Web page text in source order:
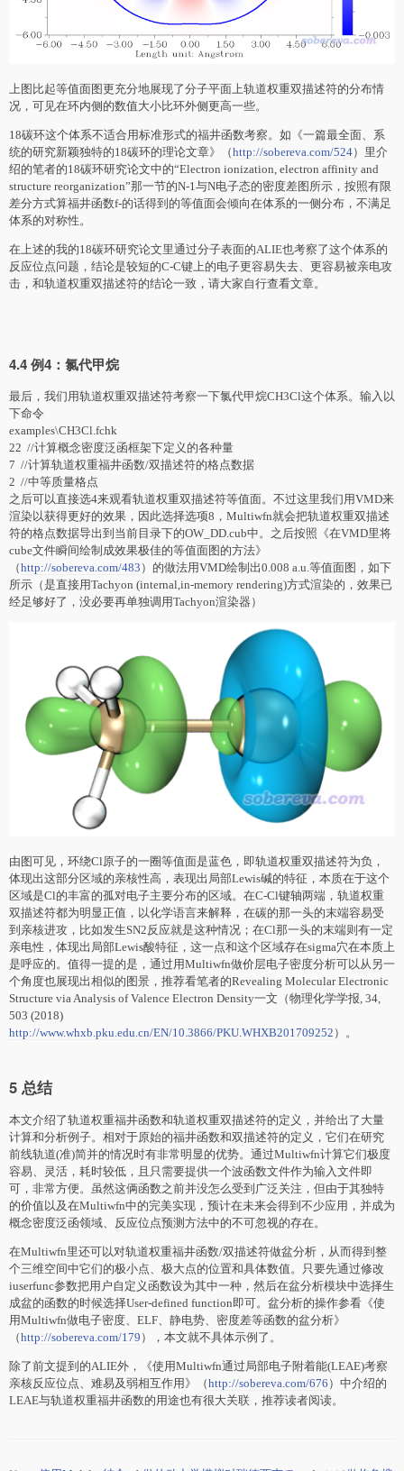
上图比起等值面图更充分地展现了分子平面上轨道权重双描述符的分布情
况，可见在环内侧的数值大小比环外侧更高一些。
18碳环这个体系不适合用标准形式的福井函数考察。如《一篇最全面、系
统的研究新颖独特的18碳环的理论文章》（http://sobereva.com/524）里介
绍的笔者的18碳环研究论文中的“Electron ionization, electron affinity and
structure reorganization”那一节的N-1与N电子态的密度差图所示，按照有限
差分方式算福井函数f-的话得到的等值面会倾向在体系的一侧分布，不满足
体系的对称性。
在上述的我的18碳环研究论文里通过分子表面的ALIE也考察了这个体系的
反应位点问题，结论是较短的C-C键上的电子更容易失去、更容易被亲电攻
击，和轨道权重双描述符的结论一致，请大家自行查看文章。
4.4 例4：氯代甲烷
最后，我们用轨道权重双描述符考察一下氯代甲烷CH3Cl这个体系。输入以
下命令
examples\CH3Cl.fchk
22 //计算概念密度泛函框架下定义的各种量
7 //计算轨道权重福井函数/双描述符的格点数据
2 //中等质量格点
之后可以直接选4来观看轨道权重双描述符等值面。不过这里我们用VMD来
渲染以获得更好的效果，因此选择选项8，Multiwfn就会把轨道权重双描述
符的格点数据导出到当前目录下的OW_DD.cub中。之后按照《在VMD里将
cube文件瞬间绘制成效果极佳的等值面图的方法》
（http://sobereva.com/483 ）的做法用VMD绘制出0.008 a.u.等值面图，如下
所示（是直接用Tachyon (internal,in-memory rendering)方式渲染的，效果已
经足够好了，没必要再单独调用Tachyon渲染器）
由图可见，环绕Cl原子的一圈等值面是蓝色，即轨道权重双描述符为负，
体现出这部分区域的亲核性高，表现出局部Lewis碱的特征，本质在于这个
区域是Cl的丰富的孤对电子主要分布的区域。在C-Cl键轴两端，轨道权重
双描述符都为明显正值，以化学语言来解释，在碳的那一头的末端容易受
到亲核进攻，比如发生SN2反应就是这种情况；在Cl那一头的末端则有一定
亲电性，体现出局部Lewis酸特征，这一点和这个区域存在sigma穴在本质上
是呼应的。值得一提的是，通过用Multiwfn做价层电子密度分析可以从另一
个角度也展现出相似的图景，推荐看笔者的Revealing Molecular Electronic
Structure via Analysis of Valence Electron Density一文（物理化学学报, 34,
503 (2018)
http://www.whxb.pku.edu.cn/EN/10.3866/PKU.WHXB201709252 ）。
5 总结
本文介绍了轨道权重福井函数和轨道权重双描述符的定义，并给出了大量
计算和分析例子。相对于原始的福井函数和双描述符的定义，它们在研究
前线轨道(准)简并的情况时有非常明显的优势。通过Multiwfn计算它们极度
容易、灵活，耗时较低，且只需要提供一个波函数文件作为输入文件即
可，非常方便。虽然这俩函数之前并没怎么受到广泛关注，但由于其独特
的价值以及在Multiwfn中的完美实现，预计在未来会得到不少应用，并成为
概念密度泛函领域、反应位点预测方法中的不可忽视的存在。
在Multiwfn里还可以对轨道权重福井函数/双描述符做盆分析，从而得到整
个三维空间中它们的极小点、极大点的位置和具体数值。只要先通过修改
iuserfunc参数把用户自定义函数设为其中一种，然后在盆分析模块中选择生
成盆的函数的时候选择User-defined function即可。盆分析的操作参看《使
用Multiwfn做电子密度、ELF、静电势、密度差等函数的盆分析》
（http://sobereva.com/179 ），本文就不具体示例了。
除了前文提到的ALIE外，《使用Multiwfn通过局部电子附着能(LEAE)考察
亲核反应位点、难易及弱相互作用》（http://sobereva.com/676 ）中介绍的
LEAE与轨道权重福井函数的用途也有很大关联，推荐读者阅读。